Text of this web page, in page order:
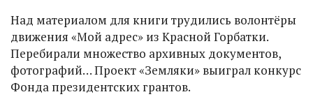
Над материалом для книги трудились волонтёры
движения «Мой адрес» из Красной Горбатки.
Перебирали множество архивных документов,
фотографий… Проект «Земляки» выиграл конкурс
Фонда президентских грантов.